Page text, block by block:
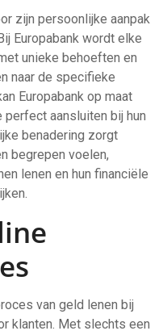
zijn persoonlijke aanpak
Europabank wordt elke
unieke behoeften en
naar de specifieke
Europabank op maat
aansluiten bij hun
benadering zorgt
begrepen voelen,
lenen en hun financiële
van geld lenen bij
klanten. Met slechts een